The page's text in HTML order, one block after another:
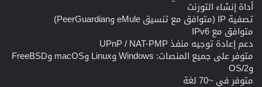
أداة إنشاء التورنت
تصفية IP (متوافق مع تنسيق eMule وPeerGuardian)
متوافق مع IPv6
دعم إعادة توجيه منفذ UPnP / NAT-PMP
متوفر على جميع المنصات: Windows وLinux وmacOS وFreeBSD
وOS/2
متوفر في ~70 لغة